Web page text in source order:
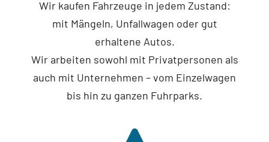
Wir kaufen Fahrzeuge in jedem Zustand:
mit Mängeln, Unfallwagen oder gut
erhaltene Autos.
Wir arbeiten sowohl mit Privatpersonen als
auch mit Unternehmen – vom Einzelwagen
bis hin zu ganzen Fuhrparks.